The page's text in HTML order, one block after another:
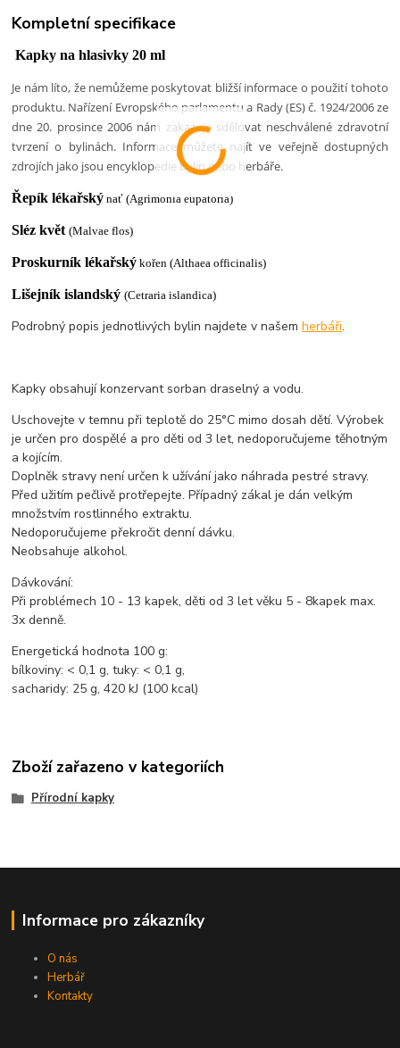
Kompletní specifikace
Kapky na hlasivky 20 ml
Je nám líto, že nemůžeme poskytovat bližší informace o použití tohoto
produktu. Nařízení Evropského parlamentu a Rady (ES) č. 1924/2006 ze
dne 20. prosince 2006 nám zakazuje sdělovat neschválené zdravotní
tvrzení o bylinách. Informace můžete najít ve veřejně dostupných
zdrojích jako jsou encyklopedie bylin nebo herbáře.
Řepík lékařský nať (Agrimonia eupatoria)
Sléz květ(Malvae flos)
Proskurník lékařský kořen (Althaea officinalis)
Lišejník islandský(Cetraria islandica)
Podrobný popis jednotlivých bylin najdete v našemherbáři.
Kapky obsahují konzervant sorban draselný a vodu.
Uschovejte v temnu při teplotě do 25°C mimo dosah dětí. Výrobek
je určen pro dospělé a pro děti od 3 let, nedoporučujeme těhotným
a kojícím.
Doplněk stravy není určen k užívání jako náhrada pestré stravy.
Před užitím pečlivě protřepejte. Případný zákal je dán velkým
množstvím rostlinného extraktu.
Nedoporučujeme překročit denní dávku.
Neobsahuje alkohol.
Dávkování:
Při problémech 10 - 13 kapek, děti od 3 let věku 5 - 8kapek max.
3x denně.
Energetická hodnota 100 g:
bílkoviny: < 0,1 g, tuky: < 0,1 g,
sacharidy: 25 g, 420 kJ (100 kcal)
Zboží zařazeno v kategoriích
Přírodní kapky
Informace pro zákazníky
O nás
Herbář
Kontakty